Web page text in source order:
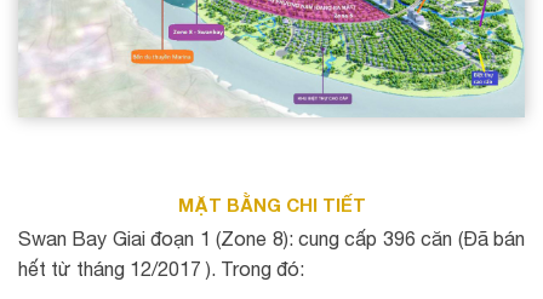
MẶT BẰNG CHI TIẾT
Swan Bay Giai đoạn 1 (Zone 8): cung cấp 396 căn (Đã bán
hết từ tháng 12/2017 ). Trong đó: